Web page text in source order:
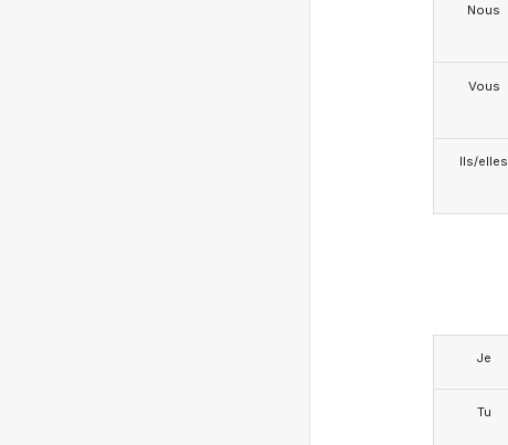
Nous
Vous
Ils/elles
Je
Tu